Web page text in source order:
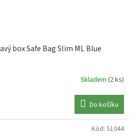
box Safe Bag Slim ML Blue
Skladem (2 ks)
Do košíku
Kód: 51044